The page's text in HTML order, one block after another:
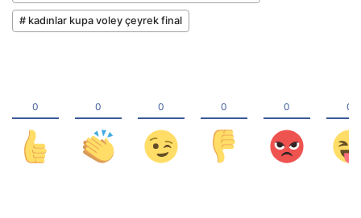
# kadınlar kupa voley çeyrek final